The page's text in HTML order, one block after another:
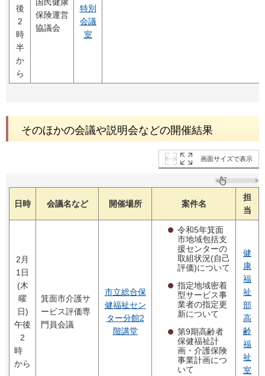
後
2
時
半
か
ら
保険運営
協議会
特別
会議
室
そのほかの会議や説明会などの開催結果
画面サイズで表示
日時 会議名など 開催場所 案件名
担
当
2月
1日
(木
曜
日)
午後
2
時
から
箕面市介護サ
ービス評価専
門員会議
市立総合保
健福祉セン
ター分館2
階講堂
令和5年箕面
市地域包括支
援センターの
取組状況(自己
評価)について
指定地域密着
型サービス事
業者の指定更
新について
第9期高齢者
保健福祉計
画・介護保険
事業計画につ
いて
健
康
福
祉
部
高
齢
福
祉
室